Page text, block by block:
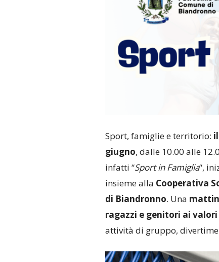
Sport, famiglie e territorio:
giugno, dalle 10.00 alle
infatti “Sport in Famiglia“,
insieme alla Cooperativa
di Biandronno. Una
ragazzi e genitori ai
attività di gruppo,